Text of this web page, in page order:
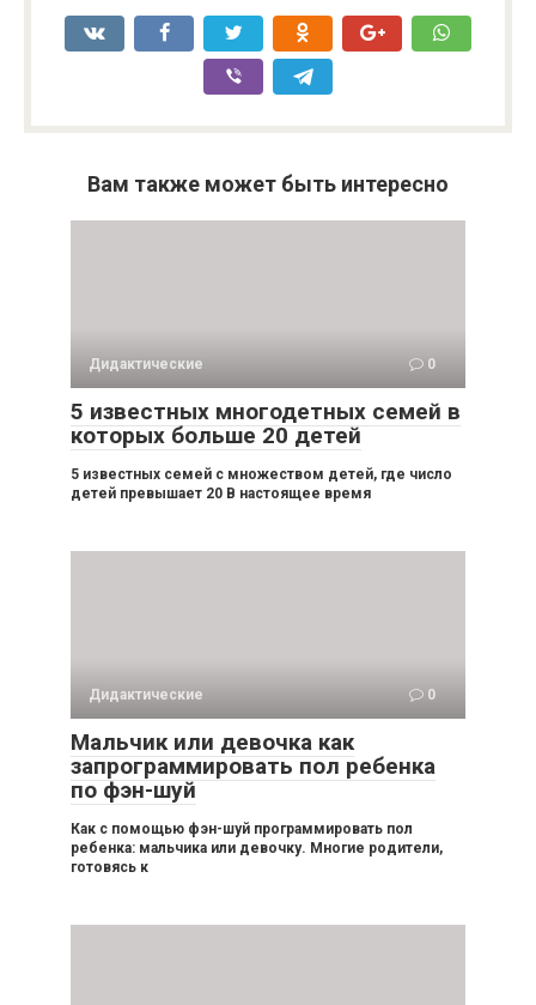
Вам также может быть интересно
Дидактические 0
5 известных многодетных семей в
которых больше 20 детей
5 известных семей с множеством детей, где число
детей превышает 20 В настоящее время
Дидактические 0
Мальчик или девочка как
запрограммировать пол ребенка
по фэн-шуй
Как с помощью фэн-шуй программировать пол
ребенка: мальчика или девочку. Многие родители,
готовясь к